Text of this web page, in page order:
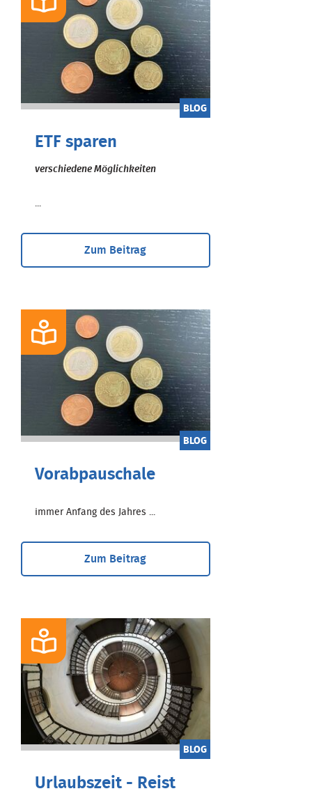
BLOG
ETF sparen
verschiedene Möglichkeiten
...
Zum Beitrag
BLOG
Vorabpauschale
immer Anfang des Jahres ...
Zum Beitrag
BLOG
Urlaubszeit - Reist